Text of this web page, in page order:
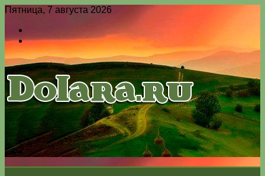
Пятница, 7 августа 2026
Switch
skin
Меню
Switch